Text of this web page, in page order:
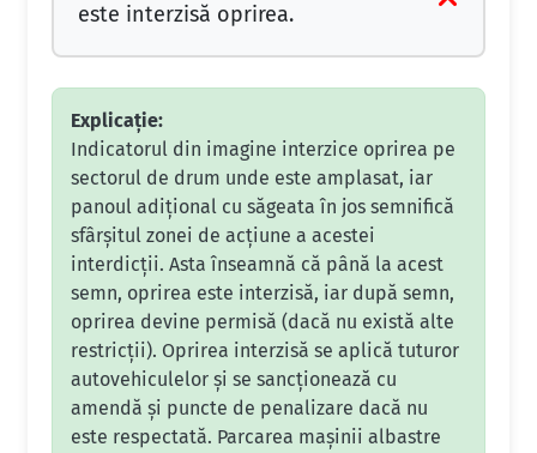
este interzisă oprirea.
Explicație:
Indicatorul din imagine interzice oprirea pe
sectorul de drum unde este amplasat, iar
panoul adițional cu săgeata în jos semnifică
sfârșitul zonei de acțiune a acestei
interdicții. Asta înseamnă că până la acest
semn, oprirea este interzisă, iar după semn,
oprirea devine permisă (dacă nu există alte
restricții). Oprirea interzisă se aplică tuturor
autovehiculelor și se sancționează cu
amendă și puncte de penalizare dacă nu
este respectată. Parcarea mașinii albastre